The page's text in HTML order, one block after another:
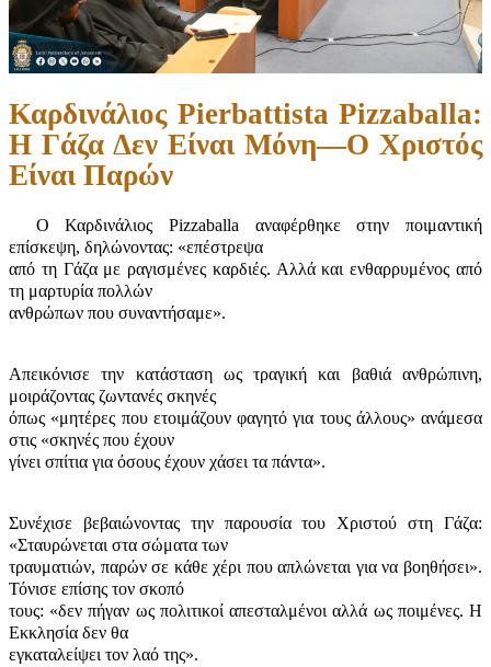
Καρδινάλιος Pierbattista Pizzaballa:
Η Γάζα Δεν Είναι Μόνη—Ο Χριστός
Είναι Παρών
Ο Καρδινάλιος Pizzaballa αναφέρθηκε στην ποιμαντική
επίσκεψη, δηλώνοντας: «επέστρεψα
από τη Γάζα με ραγισμένες καρδιές. Αλλά και ενθαρρυμένος από
τη μαρτυρία πολλών
ανθρώπων που συναντήσαμε».
Απεικόνισε την κατάσταση ως τραγική και βαθιά ανθρώπινη,
μοιράζοντας ζωντανές σκηνές
όπως «μητέρες που ετοιμάζουν φαγητό για τους άλλους» ανάμεσα
στις «σκηνές που έχουν
γίνει σπίτια για όσους έχουν χάσει τα πάντα».
Συνέχισε βεβαιώνοντας την παρουσία του Χριστού στη Γάζα:
«Σταυρώνεται στα σώματα των
τραυματιών, παρών σε κάθε χέρι που απλώνεται για να βοηθήσει».
Τόνισε επίσης τον σκοπό
τους: «δεν πήγαν ως πολιτικοί απεσταλμένοι αλλά ως ποιμένες. Η
Εκκλησία δεν θα
εγκαταλείψει τον λαό της».